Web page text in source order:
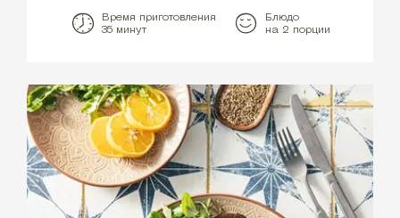
Время приготовления
35 минут
Блюдо
на 2 порции